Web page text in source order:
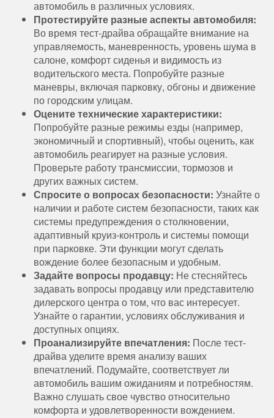
автомобиль в различных условиях.
Протестируйте разные аспекты автомобиля:
Во время тест-драйва обращайте внимание на
управляемость, маневренность, уровень шума в
салоне, комфорт сиденья и видимость из
водительского места. Попробуйте разные
маневры, включая парковку, обгоны и движение
по городским улицам.
Оцените технические характеристики:
Попробуйте разные режимы езды (например,
экономичный и спортивный), чтобы оценить, как
автомобиль реагирует на разные условия.
Проверьте работу трансмиссии, тормозов и
других важных систем.
Спросите о вопросах безопасности: Узнайте о
наличии и работе систем безопасности, таких как
системы предупреждения о столкновении,
адаптивный круиз-контроль и системы помощи
при парковке. Эти функции могут сделать
вождение более безопасным и удобным.
Задайте вопросы продавцу: Не стесняйтесь
задавать вопросы продавцу или представителю
дилерского центра о том, что вас интересует.
Узнайте о гарантии, условиях обслуживания и
доступных опциях.
Проанализируйте впечатления: После тест-
драйва уделите время анализу ваших
впечатлений. Подумайте, соответствует ли
автомобиль вашим ожиданиям и потребностям.
Важно слушать свое чувство относительно
комфорта и удовлетворенности вождением.